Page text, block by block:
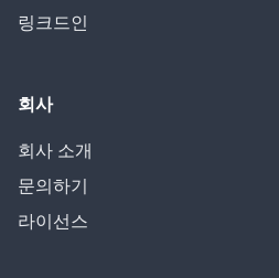
링크드인
회사
회사 소개
문의하기
라이선스